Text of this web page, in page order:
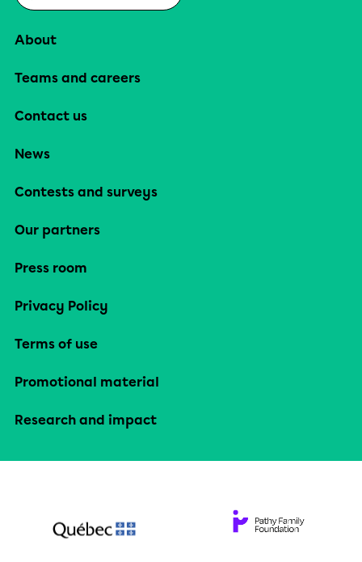
About
Teams and careers
Contact us
News
Contests and surveys
Our partners
Press room
Privacy Policy
Terms of use
Promotional material
Research and impact